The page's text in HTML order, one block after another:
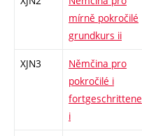
mírně pokročilé
grundkurs ii
XJN3
Němčina pro
pokročilé i
fortgeschrittene
i